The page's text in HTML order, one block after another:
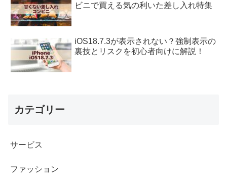
ビニで買える気の利いた差し入れ特集
iOS18.7.3が表示されない？強制表示の
裏技とリスクを初心者向けに解説！
カテゴリー
サービス
ファッション